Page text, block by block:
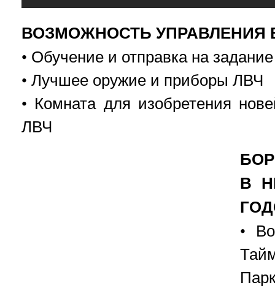
ВОЗМОЖНОСТЬ УПРАВЛЕНИЯ
• Обучение и отправка на
• Лучшее оружие и приборы ЛВЧ
• Комната для изобретения
ЛВЧ
Б
В
•